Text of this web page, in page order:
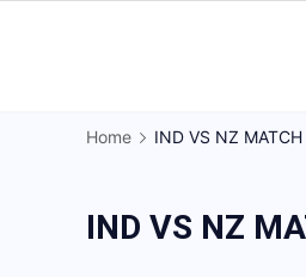
Home IND VS NZ MATCH
IND VS NZ